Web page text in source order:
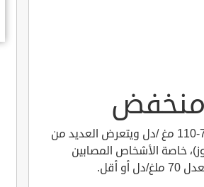
منخفض
معدل السكر الطبيعي في الدم يتراوح بين 70-110 مغ /دل ويتعرض العديد من
خاصة الأشخاص المصابين
أقل.